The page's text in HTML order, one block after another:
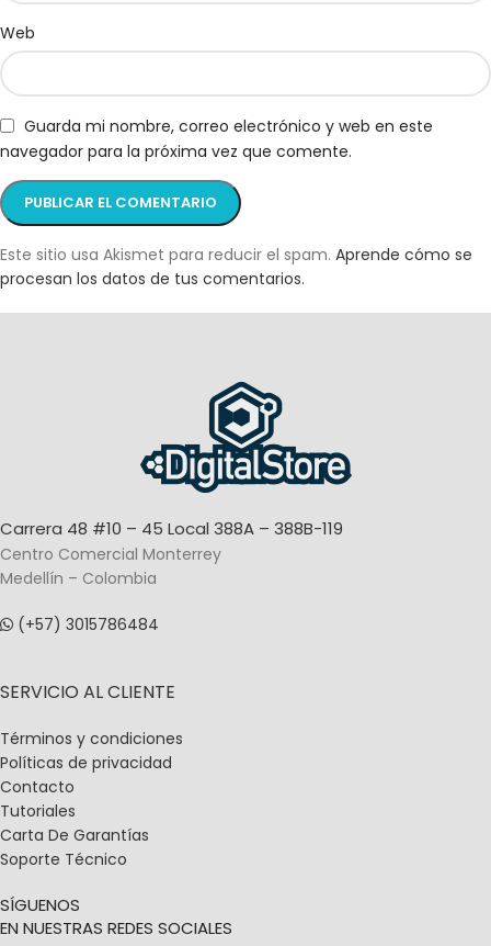
Web
Guarda mi nombre, correo electrónico y web en este
navegador para la próxima vez que comente.
Este sitio usa Akismet para reducir el spam. Aprende cómo se
procesan los datos de tus comentarios.
Carrera 48 #10 – 45 Local 388A – 388B-119
Centro Comercial Monterrey
Medellín – Colombia
(+57) 3015786484
SERVICIO AL CLIENTE
Términos y condiciones
Políticas de privacidad
Contacto
Tutoriales
Carta De Garantías
Soporte Técnico
SÍGUENOS
EN NUESTRAS REDES SOCIALES